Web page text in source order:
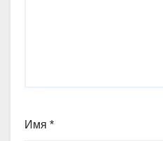
Имя *